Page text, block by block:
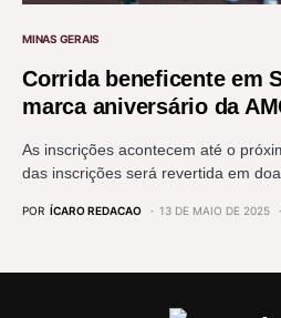
MINAS GERAIS
Corrida beneficente em
marca aniversário da
As inscrições acontecem até o
das inscrições será revertida em
POR ÍCARO REDACAO 13 DE MAIO DE 2025